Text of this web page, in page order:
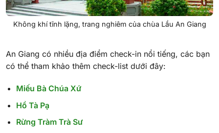
Không khí tĩnh lặng, trang nghiêm của chùa Lầu An Giang
An Giang có nhiều địa điểm check-in nổi tiếng, các bạn
có thể tham khảo thêm check-list dưới đây:
Miếu Bà Chúa Xứ
Hồ Tà Pạ
Rừng Tràm Trà Sư